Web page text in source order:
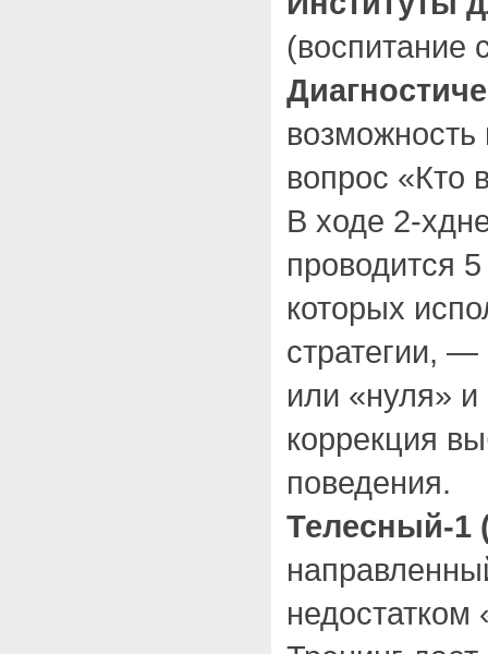
(воспитание
возможность
вопрос «Кто
В ходе 2-
проводится
которых
стратегии,
или «нуля»
коррекция
поведения.
Телесный-1
недостатком